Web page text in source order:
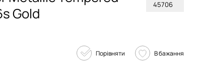
Gold
45706
Порівняти В бажання